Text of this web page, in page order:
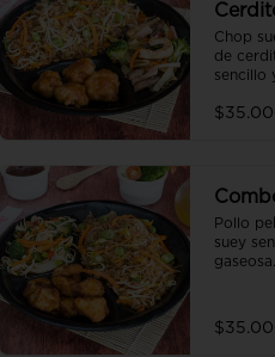
Chop
de
sencillo
Pollo
suey
gaseosa.